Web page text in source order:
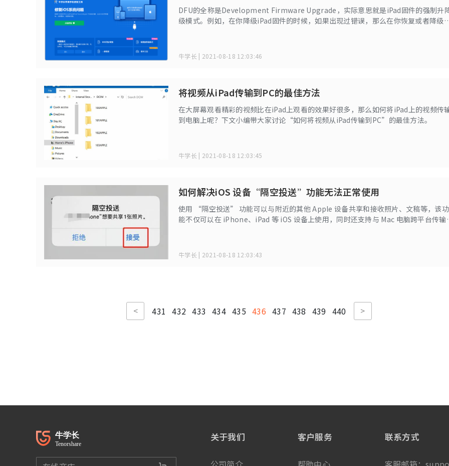
DFU的全称是Development Firmware Upgrade，实际意思就是iPad固件的强制升
级模式。例如，在你降级iPad固件的时候，如果出现过错误，那么在你恢复或者降级
牛学长 | 2021-08-18 12:03:46
将视频从iPad传输到PC的最佳方法
在大屏幕观看精彩的视频比在iPad上观看的效果好很多，那么如何将iPad上的视频传
到电脑上呢？下文小编带大家讨论“如何将视频从iPad传输到PC”的最佳方法。
牛学长 | 2021-08-18 12:03:45
如何解决iOS 设备“隔空投送”功能无法正常使用
使用 “隔空投送” 功能可以与附近的其他 Apple 设备共享和接收照片、文稿等，该功
能不仅可以在 iPhone、iPad 等 iOS 设备上使用，同时还支持与 Mac 电脑跨平台传输
牛学长 | 2021-08-18 12:03:43
< 431 432 433 434 435 436 437 438 439 440 >
关于我们 客户服务 联系方式